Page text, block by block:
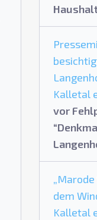
Kalletal
vor
dem
Kalletal